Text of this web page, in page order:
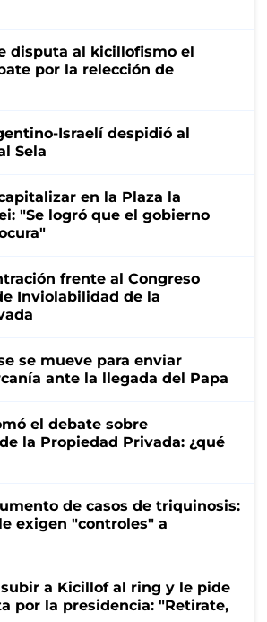
disputa al kicillofismo el
por la relección de
Israelí despidió al
Sela
en la Plaza la
"Se logró que el gobierno
frente al Congreso
Inviolabilidad de la
se mueve para enviar
ante la llegada del Papa
el debate sobre
la Propiedad Privada: ¿qué
de casos de triquinosis:
exigen "controles" a
a Kicillof al ring y le pide
por la presidencia: "Retirate,